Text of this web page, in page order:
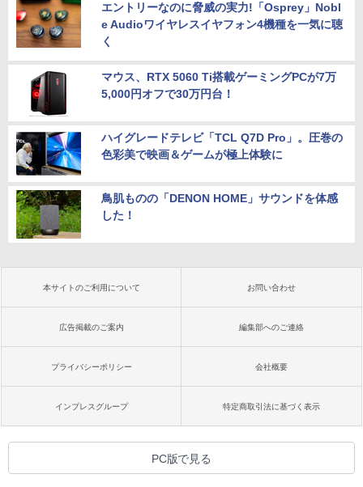
エントリーなのに脅威の実力!「Osprey」Nobl
e Audioワイヤレスイヤフォン4機種を一気に聴
く
マウス、RTX 5060 Ti搭載ゲーミングPCが7万
5,000円オフで30万円台！
ハイグレードテレビ「TCL Q7D Pro」。圧巻の
色彩美で映画＆ゲームが極上体験に
鳥肌ものの「DENON HOME」サウンドを体感
した！
本サイトのご利用について お問い合わせ
広告掲載のご案内 編集部へのご連絡
プライバシーポリシー 会社概要
インプレスグループ 特定商取引法に基づく表示
PC版で見る